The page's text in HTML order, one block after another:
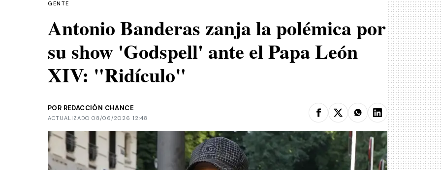
GENTE
Antonio Banderas zanja la polémica por
su show 'Godspell' ante el Papa León
XIV: "Ridículo"
POR REDACCIÓN CHANCE
ACTUALIZADO 08/06/2026 12:48